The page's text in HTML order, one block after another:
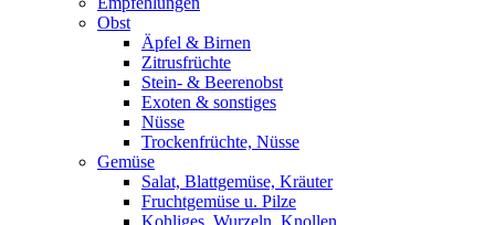
Obst
Äpfel & Birnen
Zitrusfrüchte
Stein- & Beerenobst
Exoten & sonstiges
Nüsse
Trockenfrüchte, Nüsse
Gemüse
Salat, Blattgemüse, Kräuter
Fruchtgemüse u. Pilze
Kohliges, Wurzeln, Knollen